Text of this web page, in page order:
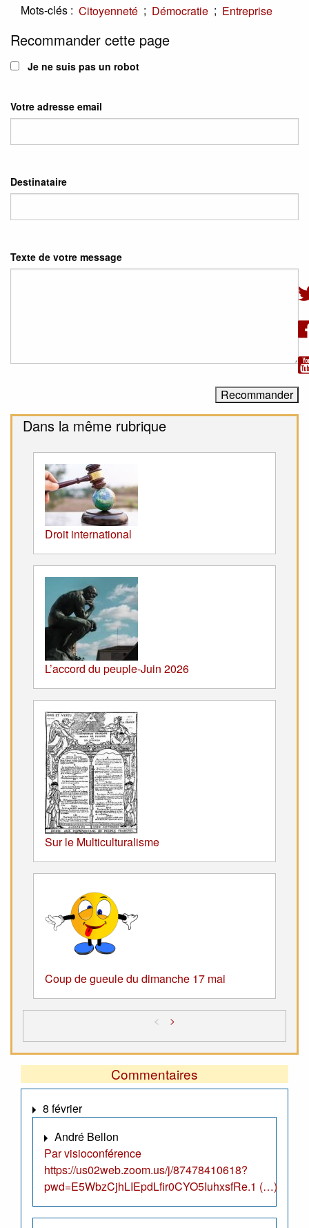
Mots-clés : Citoyenneté ; Démocratie ; Entreprise
Recommander cette page
Je ne suis pas un robot
Votre adresse email
Destinataire
Texte de votre message
Dans la même rubrique
Droit international
L’accord du peuple-Juin 2026
Sur le Multiculturalisme
Coup de gueule du dimanche 17 mai
< >
Commentaires
8 février
André Bellon
Par visioconférence
https://us02web.zoom.us/j/87478410618?
pwd=E5WbzCjhLIEpdLfir0CYO5IuhxsfRe.1 (…)